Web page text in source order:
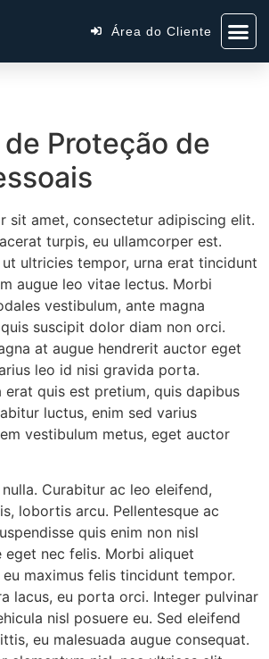
Área do Cliente
Proteção de
sit amet, consectetur adipiscing elit.
turpis, eu ullamcorper est.
ultricies tempor, urna erat tincidunt
augue leo vitae lectus. Morbi
vestibulum, ante magna
suscipit dolor diam non orci.
at augue hendrerit auctor eget
leo id nisi gravida porta.
erat quis est pretium, quis dapibus
luctus, enim sed varius
vestibulum metus, eget auctor
Curabitur ac leo eleifend,
lobortis arcu. Pellentesque ac
quis enim non nisl
eget nec felis. Morbi aliquet
maximus felis tincidunt tempor.
lacus, eu porta orci. Integer pulvinar
nisl posuere eu. Sed eleifend
eu malesuada augue consequat.